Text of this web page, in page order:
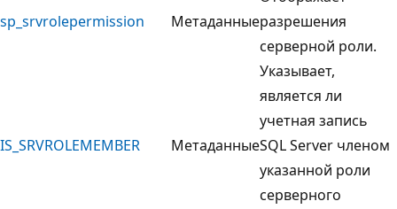
sp_srvrolepermission Метаданныеразрешения
серверной роли.
IS_SRVROLEMEMBER Метаданные
Указывает,
является ли
учетная запись
SQL Server членом
указанной роли
серверного